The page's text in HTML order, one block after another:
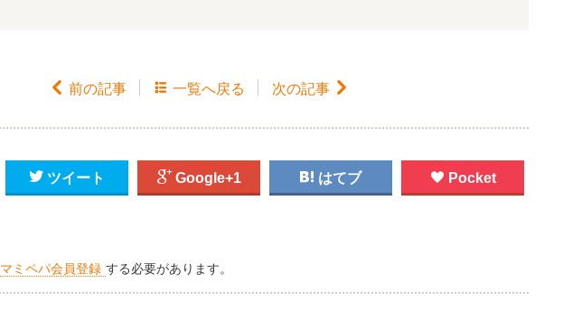
 前の記事  一覧へ戻る 次の記事 
 ツイート  Google+1  はてブ  Pocket
マミペパ会員登録 する必要があります。